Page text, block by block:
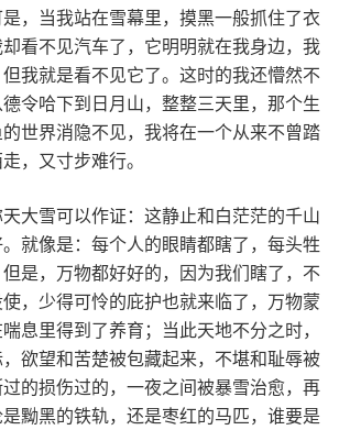
，当我站在雪幕里，摸黑一般抓住了衣
看不见汽车了，它明明就在我身边，我
我就是看不见它了。这时的我还懵然不
令哈下到日月山，整整三天里，那个生
世界消隐不见，我将在一个从来不曾踏
，又寸步难行。
大雪可以作证：这静止和白茫茫的千山
就像是：每个人的眼睛都瞎了，每头牲
是，万物都好好的，因为我们瞎了，不
，少得可怜的庇护也就来临了，万物蒙
息里得到了养育；当此天地不分之时，
欲望和苦楚被包藏起来，不堪和耻辱被
的损伤过的，一夜之间被暴雪治愈，再
黝黑的铁轨，还是枣红的马匹，谁要是